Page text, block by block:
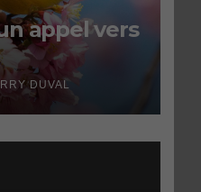
appel vers
DUVAL